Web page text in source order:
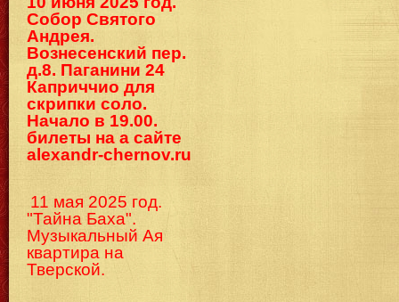
Собор Святого
Андрея.
Вознесенский пер.
д.8. Паганини 24
Каприччио для
скрипки соло.
Начало в 19.00.
билеты на а сайте
alexandr-chernov.ru
11 мая 2025 год.
"Тайна Баха".
Музыкальный Ая
квартира на
Тверской.